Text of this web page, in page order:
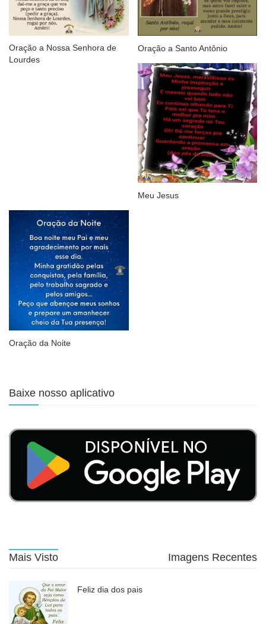
Oração a Nossa Senhora de
Lourdes
Oração a Santo Antônio
Meu Jesus
Oração da Noite
Baixe nosso aplicativo
Mais Visto Imagens Recentes
Feliz dia dos pais